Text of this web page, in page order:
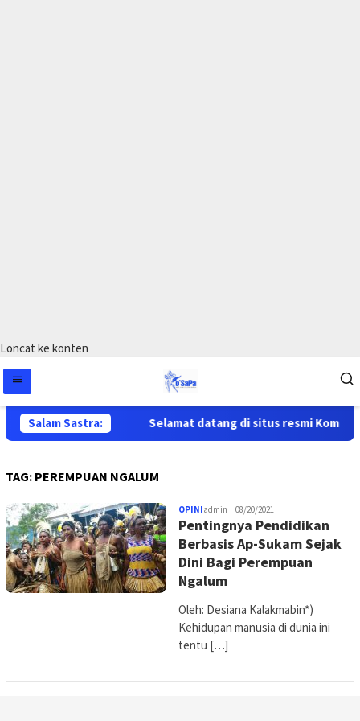
Loncat ke konten
Salam Sastra: Selamat datang di situs resmi
TAG: PEREMPUAN NGALUM
OPINIadmin 08/20/2021
Pentingnya Pendidikan
Berbasis Ap-Sukam Sejak
Dini Bagi Perempuan
Ngalum
Oleh: Desiana Kalakmabin*)
Kehidupan manusia di dunia ini
tentu […]